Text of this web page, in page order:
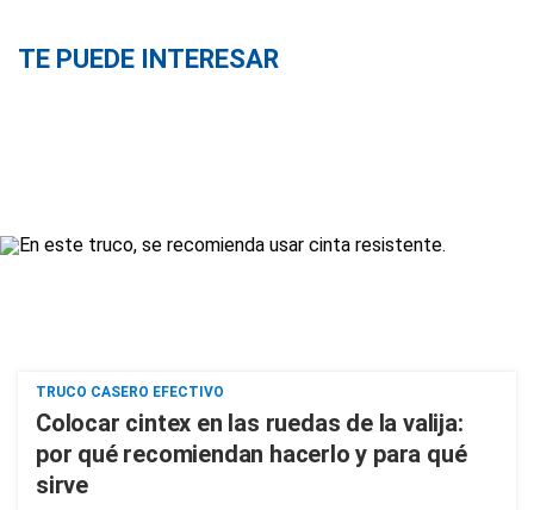
TE PUEDE INTERESAR
TRUCO CASERO EFECTIVO
Colocar cintex en las ruedas de la valija:
por qué recomiendan hacerlo y para qué
sirve